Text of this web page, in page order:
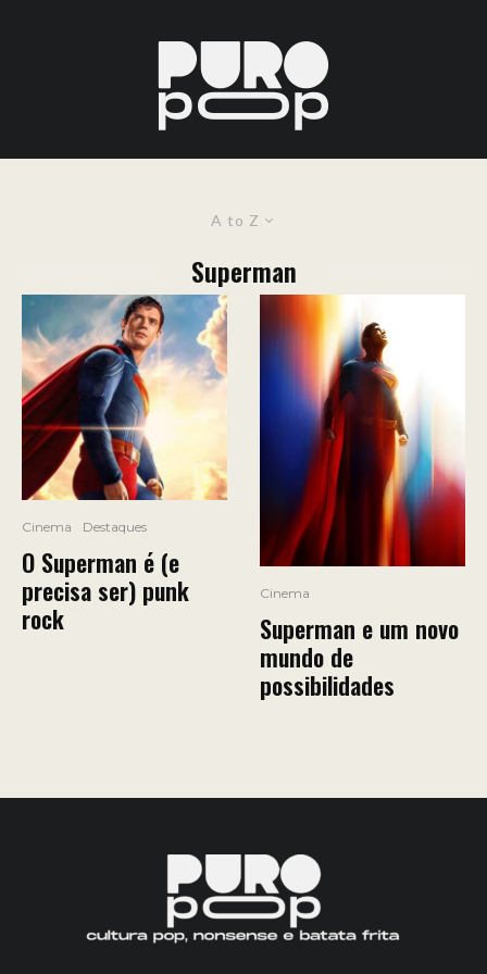
A to Z
Superman
Cinema Destaques
O Superman é (e
precisa ser) punk
rock
Cinema
Superman e um novo
mundo de
possibilidades